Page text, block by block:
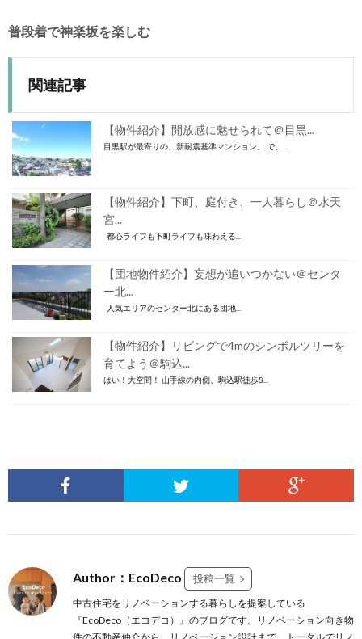
普段着で神楽坂を楽しむ
関連記事
【物件紹介】開放感に魅せられて＠目黒...
目黒駅が最寄りの、新耐震基準マンション。 で、...
【物件紹介】下町、庭付き、一人暮らし＠水天
宮...
都心ライフも下町ライフも味わえる...
【団地物件紹介】妄想が追いつかない＠センタ
ー北...
人気エリアのセンター北にある団地...
【物件紹介】リビングで4mのシンボルツリーを
育てよう＠駒込...
はい！大空間！ 山手線の内側、駒込駅徒歩8...
Author：EcoDeco 投稿一覧
中古住宅をリノベーションする暮らしを提案している
『EcoDeco（エコデコ）』のブログです。リノベーション向き物